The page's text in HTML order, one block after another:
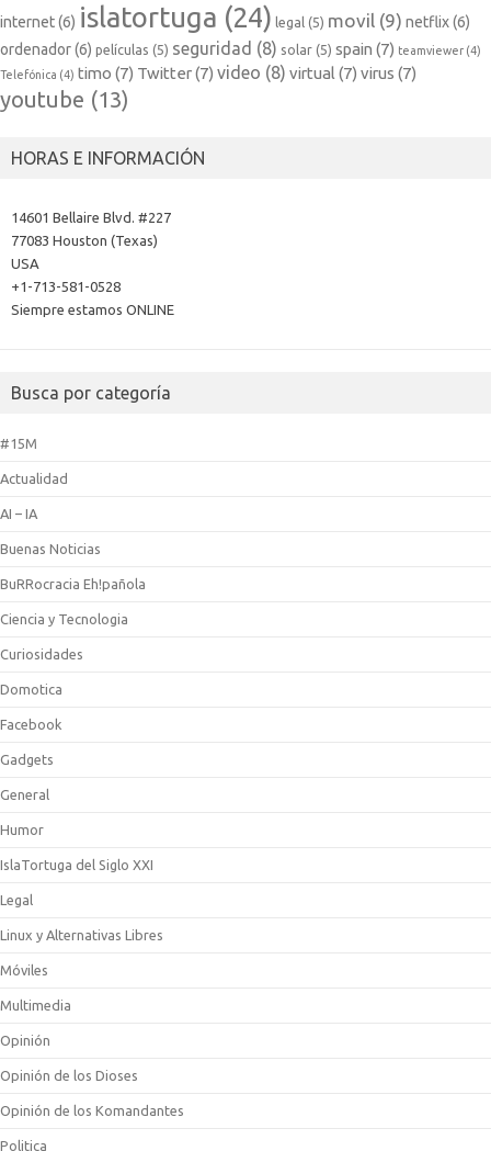
internet(6) islatortuga (24) legal (5) movil (9) netflix(6)
ordenador(6) películas (5) seguridad (8) solar (5) spain (7) teamviewer (4)
Telefónica (4) timo (7) Twitter(7) video (8) virtual (7) virus (7)
youtube (13)
HORAS E INFORMACIÓN
14601 Bellaire Blvd. #227
77083 Houston (Texas)
USA
+1-713-581-0528
Siempre estamos ONLINE
Busca por categoría
#15M
Actualidad
AI – IA
Buenas Noticias
BuRRocracia Eh!pañola
Ciencia y Tecnologia
Curiosidades
Domotica
Facebook
Gadgets
General
Humor
IslaTortuga del Siglo XXI
Legal
Linux y Alternativas Libres
Móviles
Multimedia
Opinión
Opinión de los Dioses
Opinión de los Komandantes
Politica